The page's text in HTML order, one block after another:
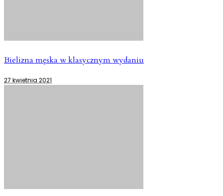
Bielizna męska w klasycznym wydaniu
27 kwietnia 2021